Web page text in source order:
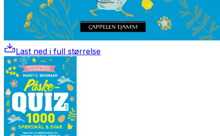
Last ned i full størrelse